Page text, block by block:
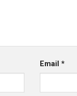
Email*